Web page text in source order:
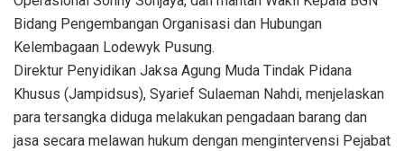
Bidang Pengembangan Organisasi dan Hubungan
Kelembagaan Lodewyk Pusung.
Direktur Penyidikan Jaksa Agung Muda Tindak Pidana
Khusus (Jampidsus), Syarief Sulaeman Nahdi, menjelaskan
para tersangka diduga melakukan pengadaan barang dan
jasa secara melawan hukum dengan mengintervensi Pejabat